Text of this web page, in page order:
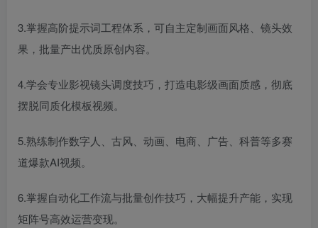
3.掌握高阶提示词工程体系，可自主定制画面风格、镜头效
果，批量产出优质原创内容。
4.学会专业影视镜头调度技巧，打造电影级画面质感，彻底
摆脱同质化模板视频。
5.熟练制作数字人、古风、动画、电商、广告、科普等多赛
道爆款AI视频。
6.掌握自动化工作流与批量创作技巧，大幅提升产能，实现
矩阵号高效运营变现。